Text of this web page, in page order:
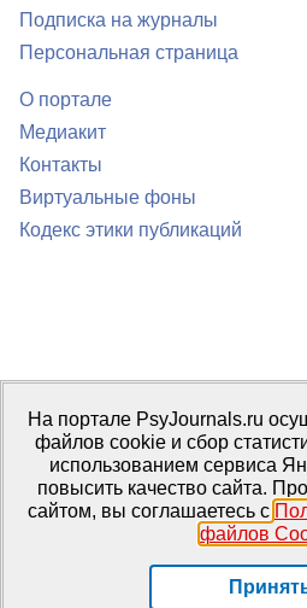
Подписка на журналы
Персональная страница
О портале
Медиакит
Контакты
Виртуальные фоны
Кодекс этики публикаций
Портал психологических изданий
Правила использования материалов
Свидетельство регистрации СМИЭл №
2016 г.
Издатель: ФГБОУ ВО МГППУ
На портале PsyJournals.ru
файлов cookie и сбор
использованием сервиса
повысить качество сайта.
сайтом, вы соглашаетесь с
файлов